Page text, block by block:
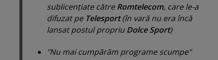
sublicenţiate cătreRomtelecom, care le-a
difuzat pe Telesport(în vară nu era încă
lansat postul propriuDolce Sport)
"Nu mai cumpărăm programe scumpe"